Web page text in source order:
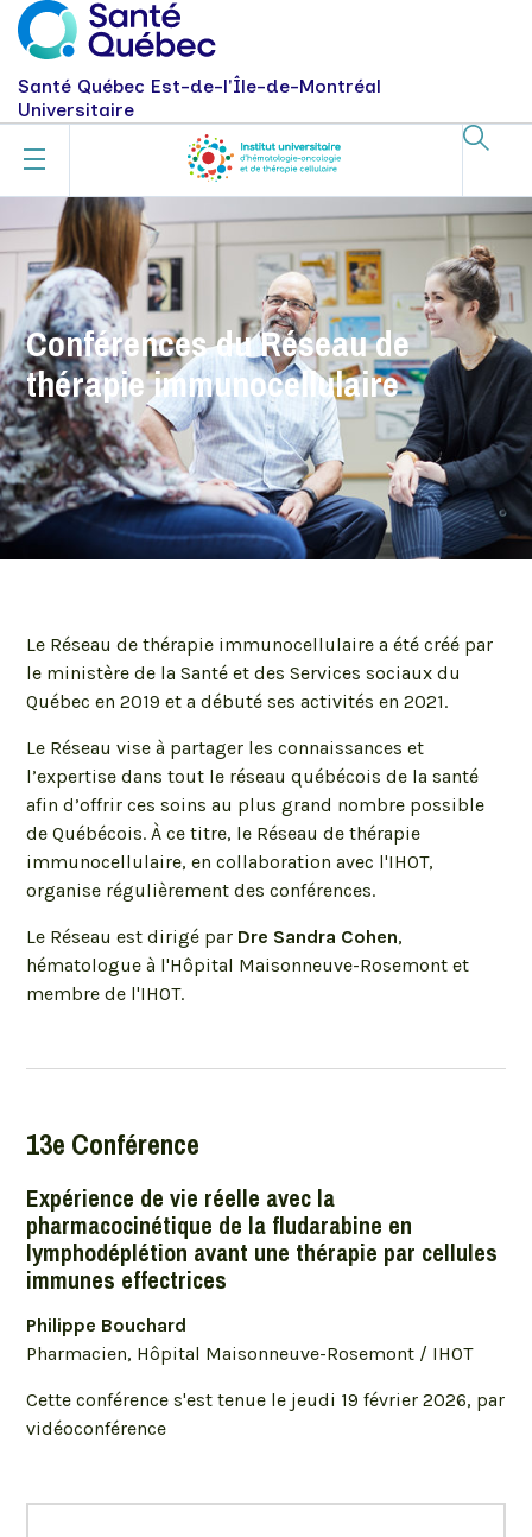
Santé Québec Est-de-l'Île-de-Montréal
Universitaire
Conférences du Réseau de
thérapie immunocellulaire
thérapie immunocellulaire
Le Réseau de thérapie immunocellulaire a été créé par
le ministère de la Santé et des Services sociaux du
Québec en 2019 et a débuté ses activités en 2021.
Le Réseau vise à partager les connaissances et
l’expertise dans tout le réseau québécois de la santé
afin d’offrir ces soins au plus grand nombre possible
de Québécois. À ce titre, le Réseau de thérapie
immunocellulaire, en collaboration avec l'IHOT,
organise régulièrement des conférences.
Le Réseau est dirigé par Dre Sandra Cohen,
hématologue à l'Hôpital Maisonneuve-Rosemont et
membre de l'IHOT.
13e Conférence
Expérience de vie réelle avec la
pharmacocinétique de la fludarabine en
lymphodéplétion avant une thérapie par cellules
immunes effectrices
Philippe Bouchard
Pharmacien, Hôpital Maisonneuve-Rosemont / IHOT
Cette conférence s'est tenue le jeudi 19 février 2026, par
vidéoconférence